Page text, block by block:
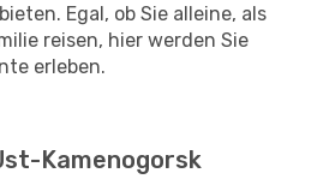
Egal, ob Sie alleine, als
reisen, hier werden Sie
erleben.
Kamenogorsk